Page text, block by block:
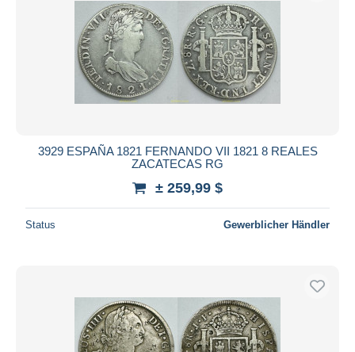
3929 ESPAÑA 1821 FERNANDO VII 1821 8 REALES
ZACATECAS RG
± 259,99 $
Status Gewerblicher Händler